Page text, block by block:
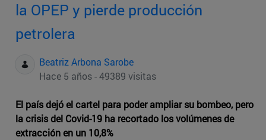
la OPEP y pierde producción
petrolera
Beatriz Arbona Sarobe
Hace 5 años - 49389 visitas
El país dejó el cartel para poder ampliar su bombeo, pero
la crisis del Covid-19 ha recortado los volúmenes de
extracción en un 10,8%